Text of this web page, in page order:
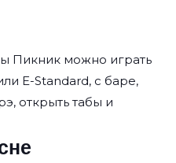
Пикник можно играть
E-Standard, с баре,
открыть табы и